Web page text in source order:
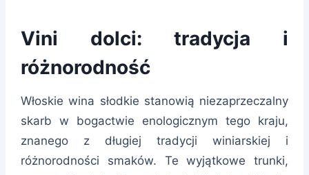
Vini dolci: tradycja i
różnorodność
Włoskie wina słodkie stanowią niezaprzeczalny
skarb w bogactwie enologicznym tego kraju,
znanego z długiej tradycji winiarskiej i
różnorodności smaków. Te wyjątkowe trunki,